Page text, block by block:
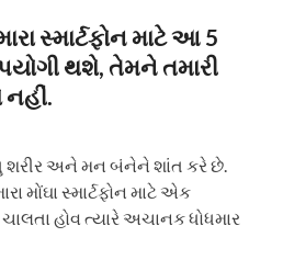
સ્માર્ટફોન માટે આ 5
થશે, તેમને તમારી
નહીં.
શરીર અને મન બંનેને શાંત કરે છે.
મોંઘા સ્માર્ટફોન માટે એક
હોવ ત્યારે અચાનક ધોધમાર